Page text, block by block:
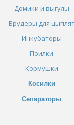
Домики и выгулы
Брудеры для цыплят
Инкубаторы
Поилки
Кормушки
Косилки
Сепараторы